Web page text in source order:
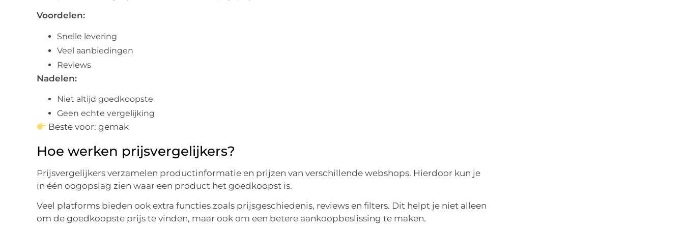
Voordelen:
Snelle levering
Veel aanbiedingen
Reviews
Nadelen:
Niet altijd goedkoopste
Geen echte vergelijking
Beste voor: gemak
Hoe werken prijsvergelijkers?
Prijsvergelijkers verzamelen productinformatie en prijzen van verschillende webshops. Hierdoor kun je
in één oogopslag zien waar een product het goedkoopst is.
Veel platforms bieden ook extra functies zoals prijsgeschiedenis, reviews en filters. Dit helpt je niet alleen
om de goedkoopste prijs te vinden, maar ook om een betere aankoopbeslissing te maken.